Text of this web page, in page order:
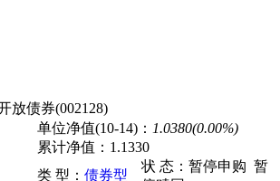
放债券(002128)
单位净值(10-14)： 1.0380(0.00%)
累计净值： 1.1330
类 型： 债券型
状 态： 暂停申购 暂